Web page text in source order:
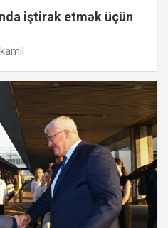
iştirak etmək üçün